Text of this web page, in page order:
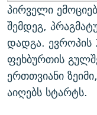
პირველი
შემდეგ,
დადგა. ევროპის
ფეხბურთის
ერთთვიანი
აიღებს სტარტს.